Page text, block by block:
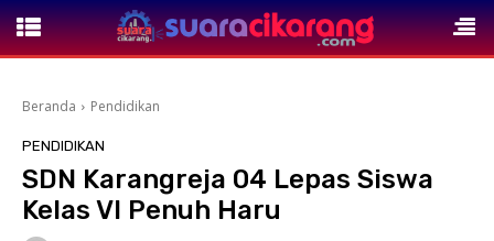
Beranda Pendidikan
PENDIDIKAN
SDN Karangreja 04 Lepas Siswa
Kelas VI Penuh Haru